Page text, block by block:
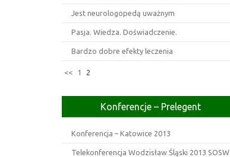
Jest neurologopedą uważnym
Pasja. Wiedza. Doświadczenie.
Bardzo dobre efekty leczenia
<< 1 2
Konferencje – Prelegent
Konferencja – Katowice 2013
Telekonferencja Wodzisław Śląski 2013 SOSW